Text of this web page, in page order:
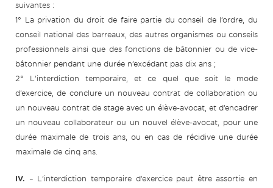
suivantes :
1° La privation du droit de faire partie du conseil de l’ordre, du
conseil national des barreaux, des autres organismes ou conseils
professionnels ainsi que des fonctions de bâtonnier ou de vice-
bâtonnier pendant une durée n’excédant pas dix ans ;
2° L’interdiction temporaire, et ce quel que soit le mode
d’exercice, de conclure un nouveau contrat de collaboration ou
un nouveau contrat de stage avec un élève-avocat, et d’encadrer
un nouveau collaborateur ou un nouvel élève-avocat, pour une
durée maximale de trois ans, ou en cas de récidive une durée
maximale de cinq ans.
IV. – L’interdiction temporaire d’exercice peut être assortie en